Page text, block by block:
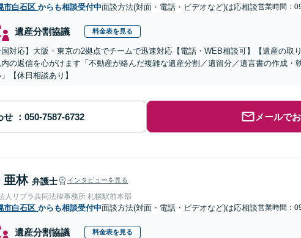
市白石区 からも相談受付中面談方法(対面・電話・ビデオなど)は応相談営業時間：
遺産分割協議 料金表を見る
国対応】大阪・東京の2拠点でチームで迅速対応【電話・WEB相談可】【遺産の取
内の返信を心がけます「不動産が絡んだ複雑な遺産分割／遺留分／遺言書の作成・
【休日相談あり】
せ メールで
亜林 弁護士 インタビューを見る
人リブラ共同法律事務所 札幌駅前本部
市白石区 からも相談受付中面談方法(対面・電話・ビデオなど)は応相談営業時間：
遺産分割協議 料金表を見る